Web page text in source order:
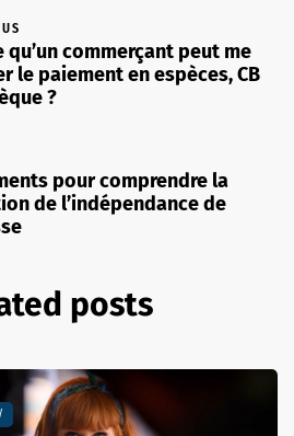
qu’un commerçant peut me
le paiement en espèces, CB
?
pour comprendre la
de l’indépendance de
posts